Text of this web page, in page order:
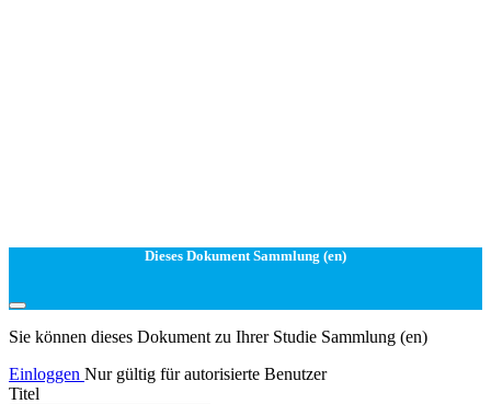
Dieses Dokument Sammlung (en)
Sie können dieses Dokument zu Ihrer Studie Sammlung (en)
Einloggen Nur gültig für autorisierte Benutzer
Titel